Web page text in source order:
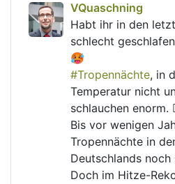
VQuaschning avatar
VQuaschning
Habt ihr in den
schlecht
🥵
#Tropennächte, in
Temperatur nicht
schlauchen enorm.
Bis vor wenigen
Tropennächte in
Deutschlands noch
Doch im Hitze-